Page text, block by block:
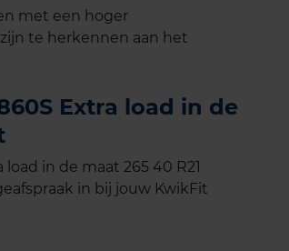
met een hoger
te herkennen aan het
Extra load in de
in de maat 265 40 R21
in bij jouw KwikFit